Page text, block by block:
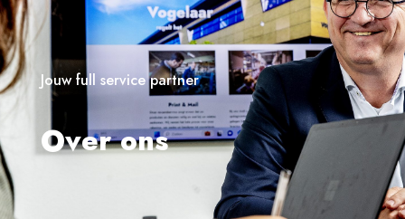
Jouw full service partner
Over ons